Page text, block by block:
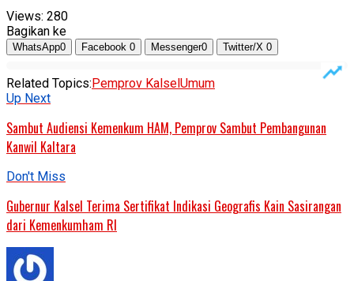
Views: 280
Bagikan ke
WhatsApp0 Facebook 0 Messenger0 Twitter/X 0
Related Topics:Pemprov KalselUmum
Up Next
Sambut Audiensi Kemenkum HAM, Pemprov Sambut Pembangunan
Kanwil Kaltara
Don't Miss
Gubernur Kalsel Terima Sertifikat Indikasi Geografis Kain Sasirangan
dari Kemenkumham RI